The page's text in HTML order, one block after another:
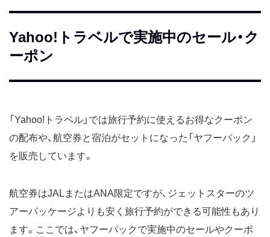
Yahoo!トラベルで実施中のセール・ク
ーポン
「Yahoo!トラベル」では旅行予約に使えるお得なクーポン
の配布や、航空券と宿泊がセットになった「ヤフーパック」
を販売しています。
航空券はJALまたはANA限定ですが、ジェットスターのツ
アーパッケージよりも安く旅行予約ができる可能性もあり
ます。ここでは、ヤフーパックで実施中のセールやクーポ